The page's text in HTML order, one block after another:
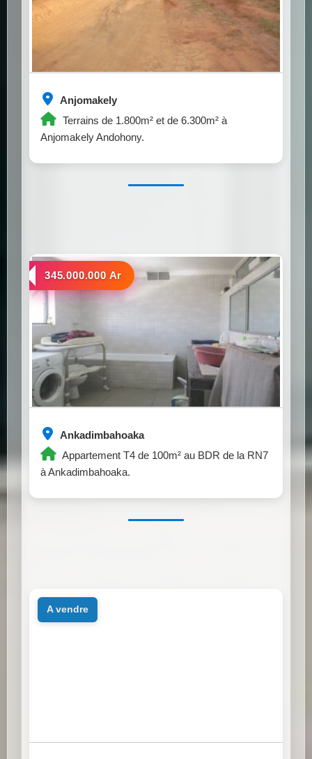
Anjomakely
Terrains de 1.800m² et de 6.300m² à
Anjomakely Andohony.
Ankadimbahoaka
Appartement T4 de 100m² au BDR de la RN7
à Ankadimbahoaka.
a vendre
345.000.000 Ar
a vendre